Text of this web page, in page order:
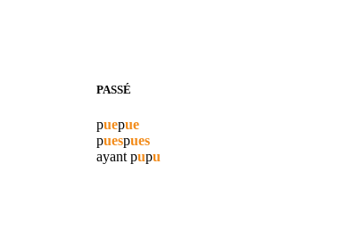
PASSÉ
puepue
puespues
ayant pupu